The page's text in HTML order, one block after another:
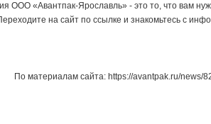
ООО «Авантпак-Ярославль» - это то, что вам
на сайт по ссылке и знакомьтесь с
По материалам сайта: https://avantpak.ru/news/